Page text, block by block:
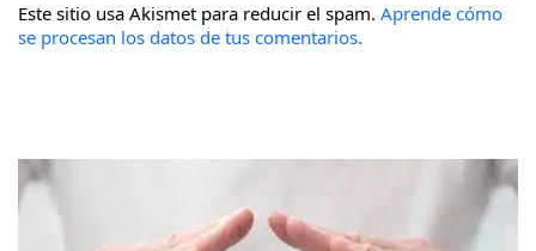
Este sitio usa Akismet para reducir el spam. Aprende cómo
se procesan los datos de tus comentarios.